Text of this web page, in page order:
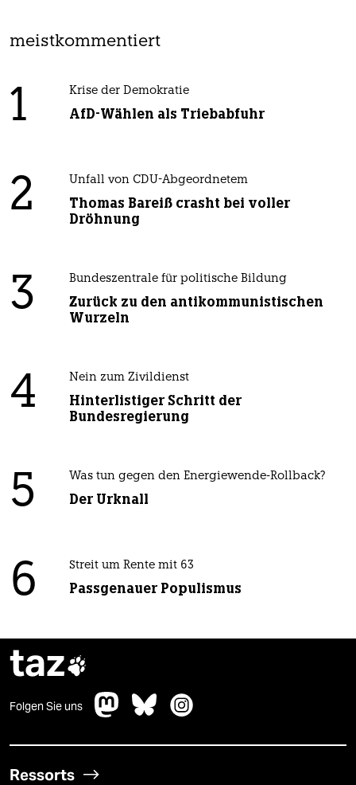
meistkommentiert
1 Krise der Demokratie
AfD-Wählen als Triebabfuhr
2 Unfall von CDU-Abgeordnetem
Thomas Bareiß crasht bei voller
Dröhnung
3 Bundeszentrale für politische Bildung
Zurück zu den antikommunistischen
Wurzeln
4 Nein zum Zivildienst
Hinterlistiger Schritt der
Bundesregierung
5 Was tun gegen den Energiewende-Rollback?
Der Urknall
6 Streit um Rente mit 63
Passgenauer Populismus
taz
Folgen Sie uns
Ressorts